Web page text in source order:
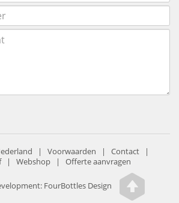
| Voorwaarden | Contact |
| Webshop| Offerte aanvragen
FourBottles Design